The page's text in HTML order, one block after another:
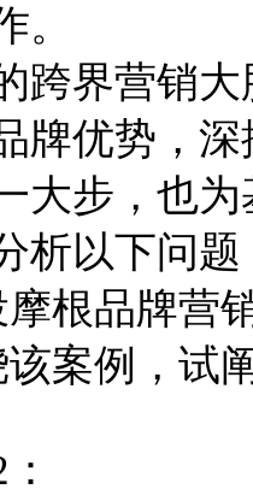
。
跨界营销
牌优势，
大步，也
析以下问题
摩根品牌
该案例，